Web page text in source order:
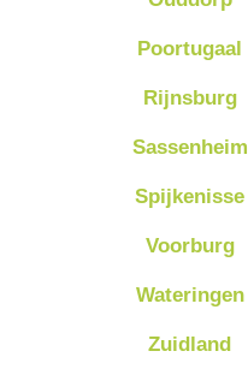
Poortugaal
Rijnsburg
Sassenheim
Spijkenisse
Voorburg
Wateringen
Zuidland